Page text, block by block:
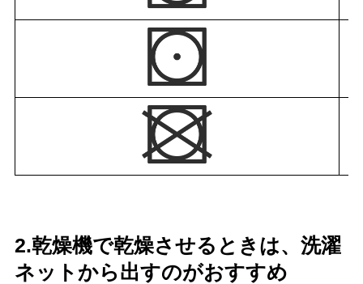
2.乾燥機で乾燥させるときは、洗濯
ネットから出すのがおすすめ